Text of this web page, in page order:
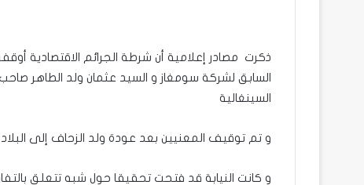
ذكرت مصادر إعلامية أن شرطة الجرائم الاقتصادية
السابق لشركة سومغاز و السيد عثمان ولد الطاهر
السينغالية
و تم توقيف المعنيين بعد عودة ولد الزحاف إلى البلاد
و كانت النيابة قد فتحت تحقيقا حول شبه تتعلق